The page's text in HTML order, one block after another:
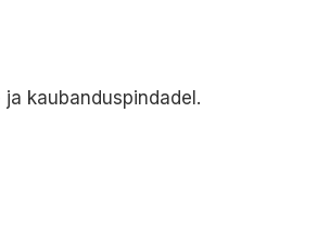
kaubanduspindadel.